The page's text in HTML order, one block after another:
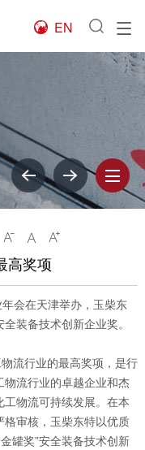

EN
  
高奖项
会在天津举办，玉柴东
装备技术创新企业奖。
流行业的最高奖项，是行
流行业的卓越企业和杰
物流可持续发展。在本
审核，玉柴东特以优质
罐奖”安全装备技术创新